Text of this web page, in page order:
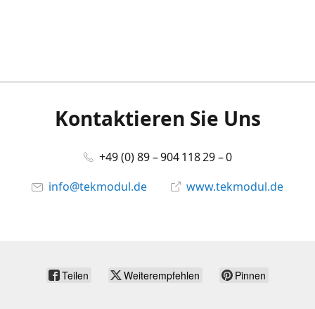
Kontaktieren Sie Uns
+49 (0) 89 – 904 118 29 – 0
info@tekmodul.de
www.tekmodul.de
Teilen Weiterempfehlen Pinnen